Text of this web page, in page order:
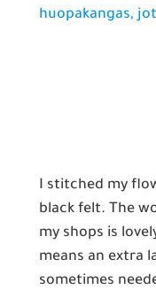
huopakangas,
I stitched my
black felt. The
my shops is
means an extra
sometimes